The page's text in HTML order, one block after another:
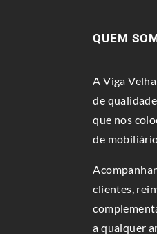
QUEM
A Viga
de
que nos
de
clientes,
a qualquer